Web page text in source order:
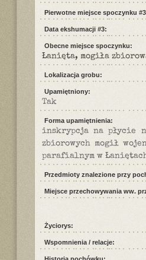
Pierwotne miejsce spoczynku
Data ekshumacji #3:
Obecne miejsce spoczynku:
Łanięta, mogiła
Lokalizacja grobu:
Upamiętniony:
Tak
Forma upamiętnienia:
inskrypcja na płycie
zbiorowych mogił
parafialnym w
Przedmioty znalezione przy
Miejsce przechowywania ww.
Życiorys:
Wspomnienia / relacje: